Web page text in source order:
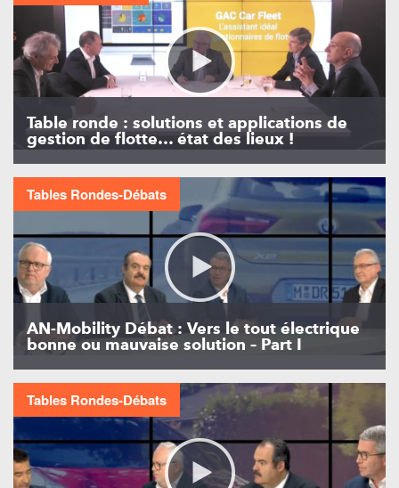
Table ronde : solutions et applications de
gestion de flotte… état des lieux !
Tables Rondes-Débats
AN-Mobility Débat : Vers le tout électrique
bonne ou mauvaise solution – Part I
Tables Rondes-Débats